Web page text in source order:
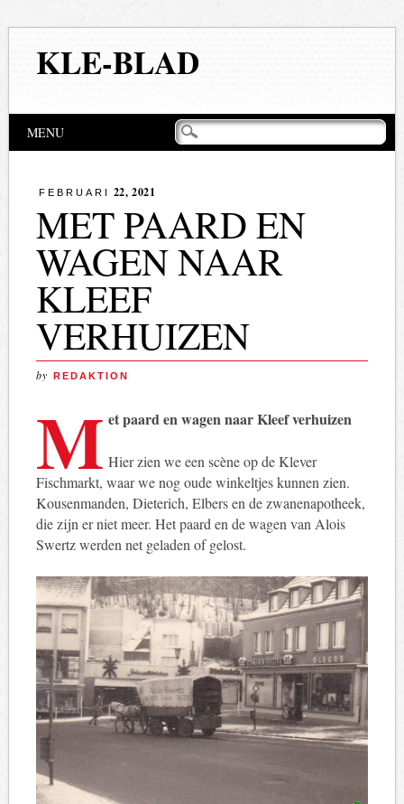
KLE-BLAD
Hoofdmenu
MENU
FEBRUARI 22, 2021
MET PAARD EN
WAGEN NAAR
KLEEF
VERHUIZEN
by REDAKTION
M et paard en wagen naar Kleef verhuizen
Hier zien we een scène op de Klever
Fischmarkt, waar we nog oude winkeltjes kunnen zien.
Kousenmanden, Dieterich, Elbers en de zwanenapotheek,
die zijn er niet meer. Het paard en de wagen van Alois
Swertz werden net geladen of gelost.